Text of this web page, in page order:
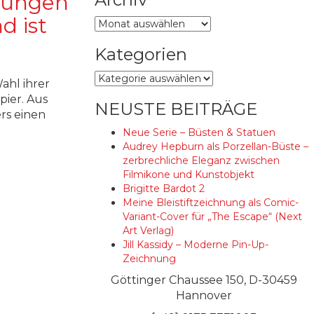
ist
ihrer
Aus
einen
Archiv
Kategorien
Kategorien
NEUSTE BEITRÄGE
Neue Serie – Büsten & Statuen
Audrey Hepburn als Porzellan-Büste –
zerbrechliche Eleganz zwischen
Filmikone und Kunstobjekt
Brigitte Bardot 2
Meine Bleistiftzeichnung als Comic-
Variant-Cover für „The Escape“ (Next
Art Verlag)
Jill Kassidy – Moderne Pin-Up-
Zeichnung
Göttinger Chaussee 150, D-30459
Hannover